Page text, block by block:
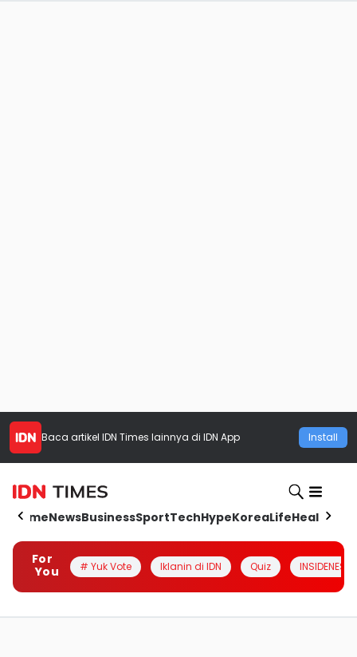
Baca artikel IDN Times lainnya di IDN App Install
HomeNewsBusinessSportTechHypeKoreaLifeHealth
For
You
# Yuk Vote Iklanin di IDN Quiz INSIDENESIA